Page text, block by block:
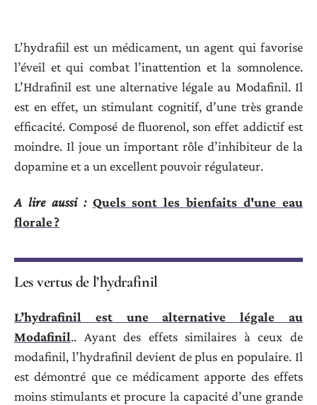
L’hydrafiil est un médicament, un agent qui favorise
l’éveil et qui combat l’inattention et la somnolence.
L’Hdrafinil est une alternative légale au Modafinil. Il
est en effet, un stimulant cognitif, d’une très grande
efficacité. Composé de fluorenol, son effet addictif est
moindre. Il joue un important rôle d’inhibiteur de la
dopamine et a un excellent pouvoir régulateur.
A lire aussi : Quels sont les bienfaits d'une eau
florale ?
Les vertus de l’hydrafinil
L’hydrafinil est une alternative légale au
Modafinil.. Ayant des effets similaires à ceux de
modafinil, l’hydrafinil devient de plus en populaire. Il
est démontré que ce médicament apporte des effets
moins stimulants et procure la capacité d’une grande